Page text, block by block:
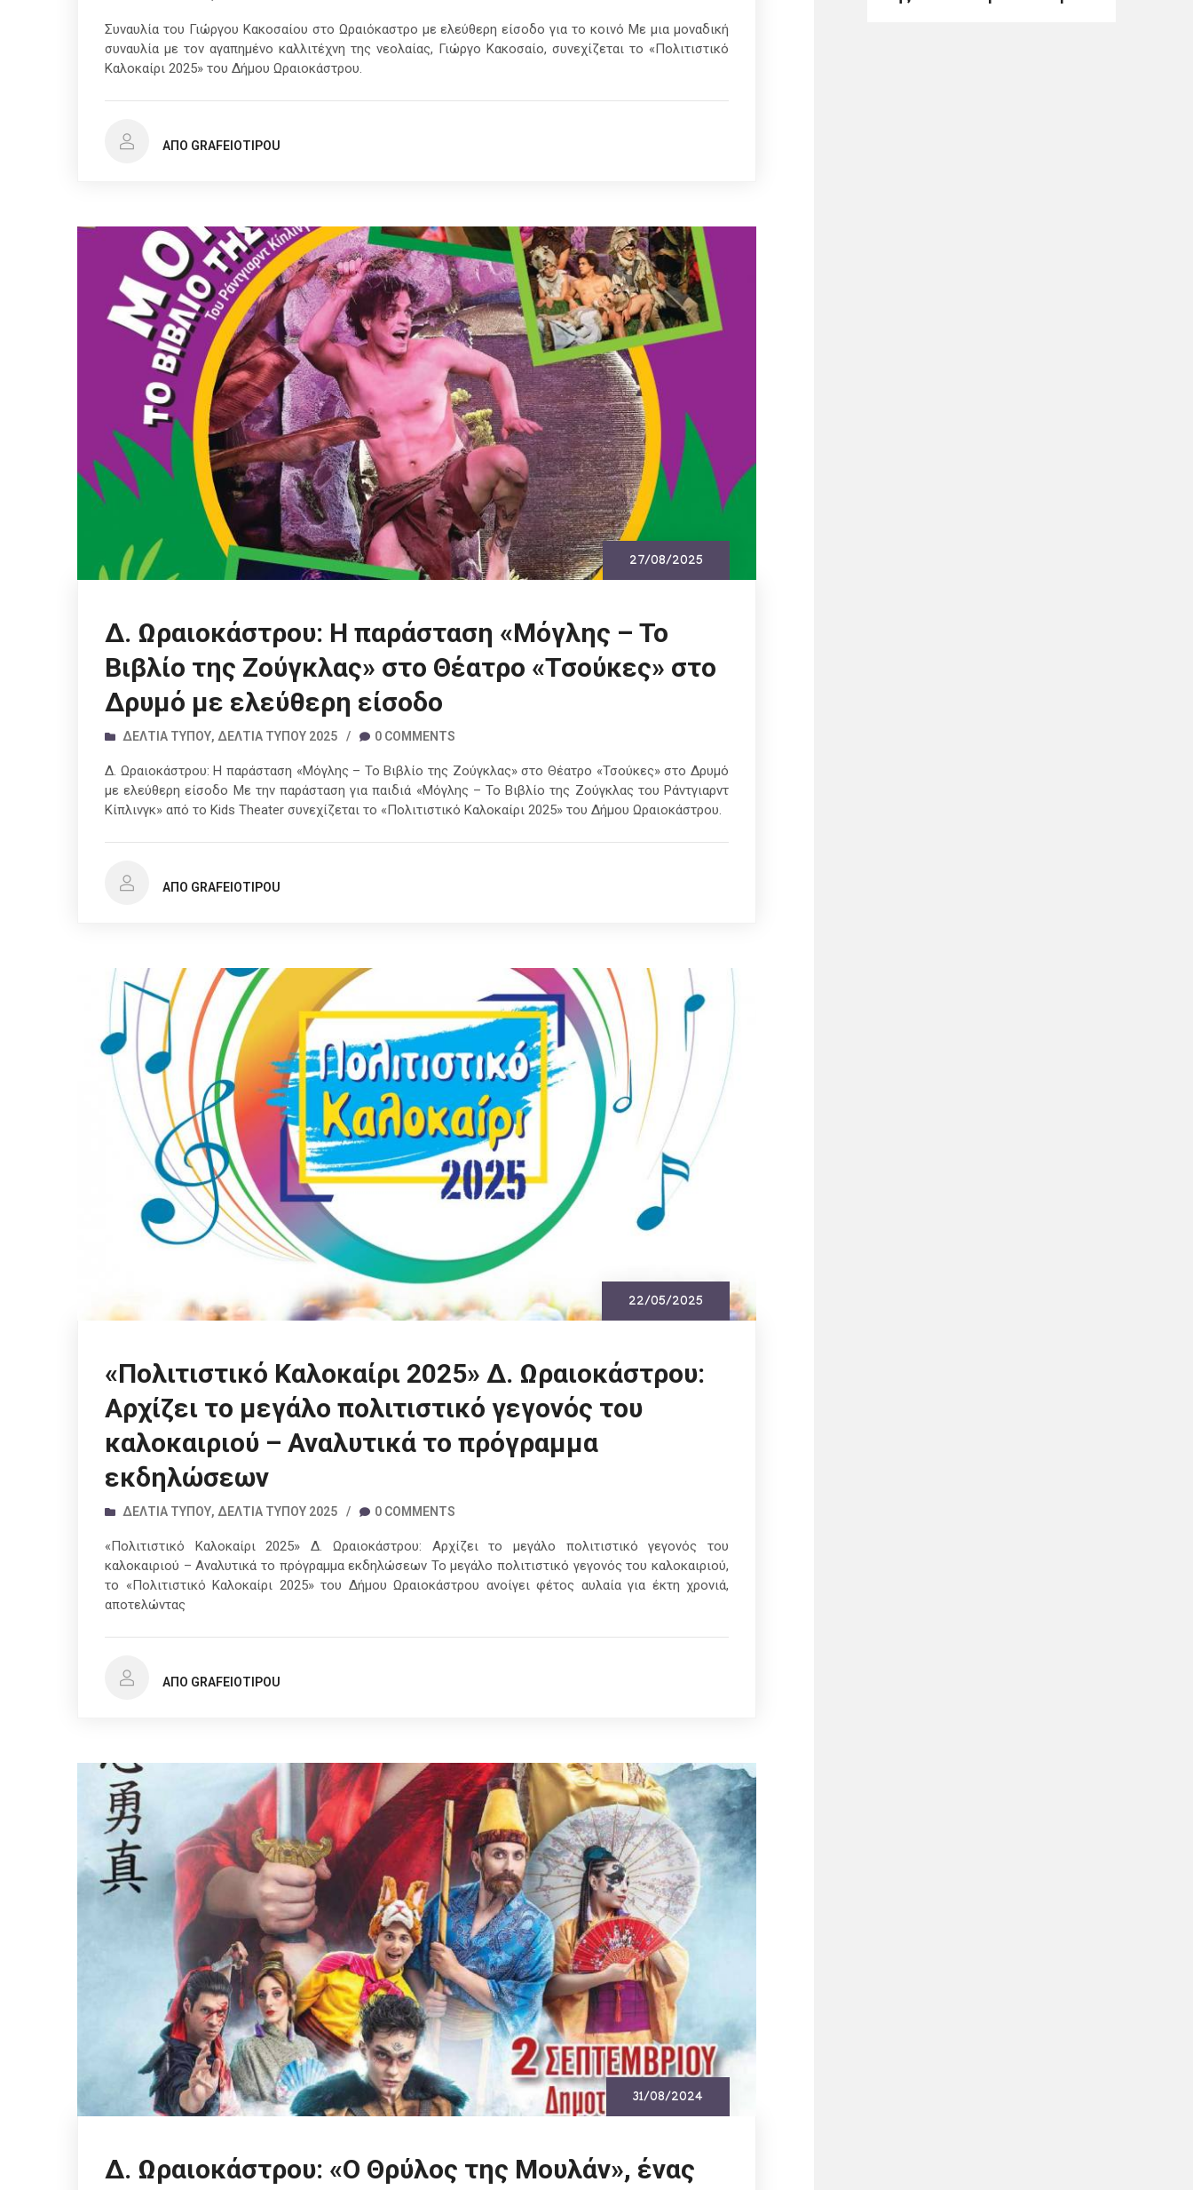
Συναυλία του Γιώργου Κακοσαίου στο Ωραιόκαστρο με ελεύθερη είσοδο για το κοινό Με μια μοναδική
συναυλία με τον αγαπημένο καλλιτέχνη της νεολαίας, Γιώργο Κακοσαίο, συνεχίζεται το «Πολιτιστικό
Καλοκαίρι 2025» του Δήμου Ωραιοκάστρου.
ΑΠΌ GRAFEIOTIPOU
27/08/2025
Δ. Ωραιοκάστρου: Η παράσταση «Μόγλης – Το
Βιβλίο της Ζούγκλας» στο Θέατρο «Τσούκες» στο
Δρυμό με ελεύθερη είσοδο
ΔΕΛΤΊΑ ΤΎΠΟΥ, ΔΕΛΤΊΑ ΤΎΠΟΥ 2025 / 0 COMMENTS
Δ. Ωραιοκάστρου: Η παράσταση «Μόγλης – Το Βιβλίο της Ζούγκλας» στο Θέατρο «Τσούκες» στο Δρυμό
με ελεύθερη είσοδο Με την παράσταση για παιδιά «Μόγλης – Το Βιβλίο της Ζούγκλας του Ράντγιαρντ
Κίπλινγκ» από το Kids Theater συνεχίζεται το «Πολιτιστικό Καλοκαίρι 2025» του Δήμου Ωραιοκάστρου.
ΑΠΌ GRAFEIOTIPOU
22/05/2025
«Πολιτιστικό Καλοκαίρι 2025» Δ. Ωραιοκάστρου:
Αρχίζει το μεγάλο πολιτιστικό γεγονός του
καλοκαιριού – Αναλυτικά το πρόγραμμα
εκδηλώσεων
ΔΕΛΤΊΑ ΤΎΠΟΥ, ΔΕΛΤΊΑ ΤΎΠΟΥ 2025 / 0 COMMENTS
«Πολιτιστικό Καλοκαίρι 2025» Δ. Ωραιοκάστρου: Αρχίζει το μεγάλο πολιτιστικό γεγονός του
καλοκαιριού – Αναλυτικά το πρόγραμμα εκδηλώσεων Το μεγάλο πολιτιστικό γεγονός του καλοκαιριού,
το «Πολιτιστικό Καλοκαίρι 2025» του Δήμου Ωραιοκάστρου ανοίγει φέτος αυλαία για έκτη χρονιά,
αποτελώντας
ΑΠΌ GRAFEIOTIPOU
31/08/2024
Δ. Ωραιοκάστρου: «Ο Θρύλος της Μουλάν», ένας